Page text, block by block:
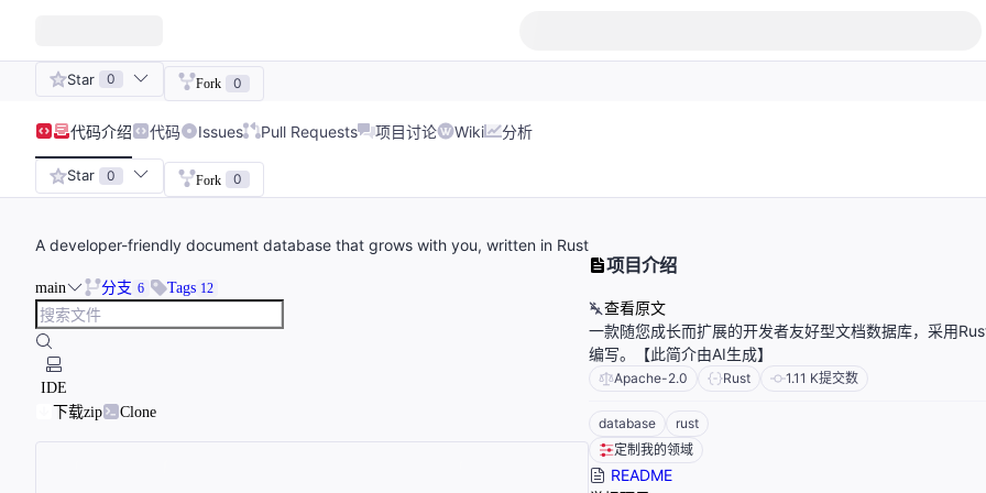
Star 0 Fork 0
代码介绍 代码 Issues Pull Requests 项目讨论 Wiki 分析
Star 0 Fork 0
A developer-friendly document database that grows with you, written in Rust
main 分支 6 Tags 12
IDE
下载zip
Clone
项目介绍
查看原文
一款随您成长而扩展的开发者友好型文档数据库，采用
编写。【此简介由AI生成】
Apache-2.0 Rust 1.11 K提交数
database
rust
定制我的领域
README